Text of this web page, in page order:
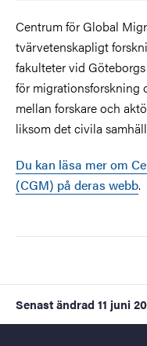
Centrum för Global
tvärvetenskapligt
fakulteter vid
för migrationsforskning
mellan forskare och
liksom det civila
Du kan läsa mer om
(CGM) på deras webb.
Senast ändrad 11 juni